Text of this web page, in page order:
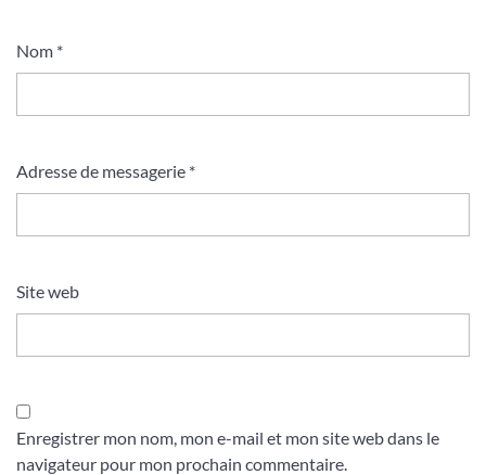
Nom *
Adresse de messagerie *
Site web
Enregistrer mon nom, mon e-mail et mon site web dans le
navigateur pour mon prochain commentaire.